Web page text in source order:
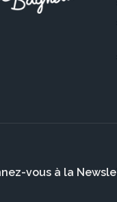
vous à la